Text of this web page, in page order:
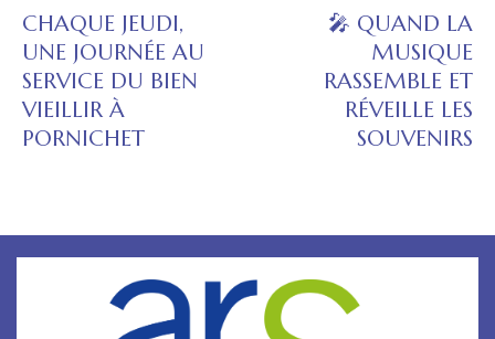
CHAQUE JEUDI,
UNE JOURNÉE AU
SERVICE DU BIEN
VIEILLIR À
PORNICHET
🎤 QUAND LA
MUSIQUE
RASSEMBLE ET
RÉVEILLE LES
SOUVENIRS